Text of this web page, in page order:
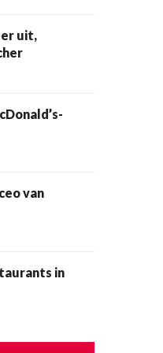
uit,
van
in